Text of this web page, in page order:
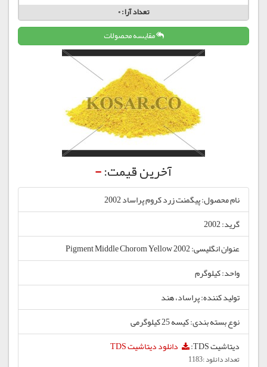
تعداد آرا:0
مقایسه محصولات
آخرین قیمت:-
نام محصول: پیگمنت زرد كروم پراساد 2002
گرید: 2002
عنوان انگلیسی: Pigment Middle Chorom Yellow 2002
واحد: کیلوگرم
تولید کننده: پراساد، هند
نوع بسته بندی: کیسه 25 کیلوگرمی
دیتاشیت TDS:
دانلود دیتاشیت TDS
تعداد دانلود :1183